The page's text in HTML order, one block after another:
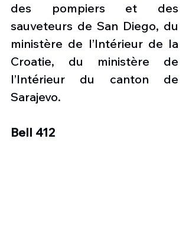
des pompiers et des
sauveteurs de San Diego, du
ministère de l’Intérieur de la
Croatie, du ministère de
l’Intérieur du canton de
Sarajevo.
Bell 412